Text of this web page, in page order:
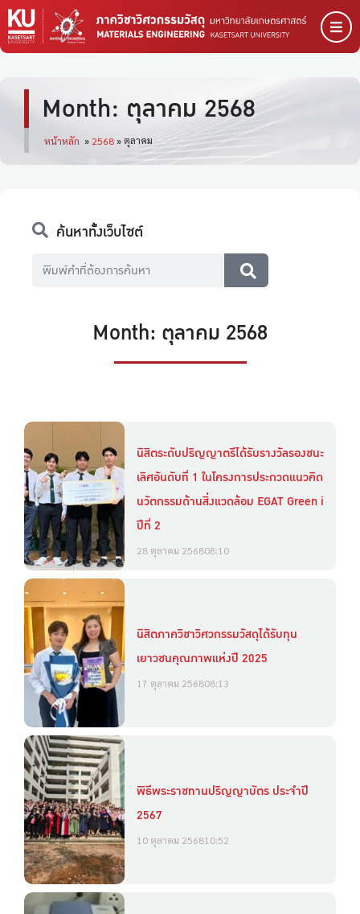
Month: ตุลาคม 2568
หน้าหลัก » 2568» ตุลาคม
Month: ตุลาคม 2568
ค้นหาทั้งเว็บไซต์
นิสิตระดับปริญญาตรีได้รับรางวัลรองชนะ
เลิศอันดับที่ 1 ในโครงการประกวดแนวคิด
นวัตกรรมด้านสิ่งแวดล้อม EGAT Green i
ปีที่ 2
28 ตุลาคม 256808:10
นิสิตภาควิชาวิศวกรรมวัสดุได้รับทุน
เยาวชนคุณภาพแห่งปี 2025
17 ตุลาคม 256808:13
พิธีพระราชทานปริญญาบัตร ประจำปี
2567
10 ตุลาคม 256810:52